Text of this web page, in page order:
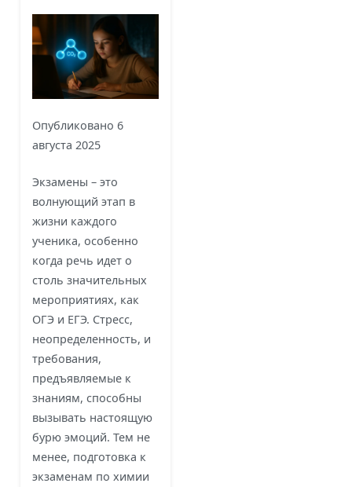
Опубликовано 6
августа 2025
Экзамены – это
волнующий этап в
жизни каждого
ученика, особенно
когда речь идет о
столь значительных
мероприятиях, как
ОГЭ и ЕГЭ. Стресс,
неопределенность, и
требования,
предъявляемые к
знаниям, способны
вызывать настоящую
бурю эмоций. Тем не
менее, подготовка к
экзаменам по химии